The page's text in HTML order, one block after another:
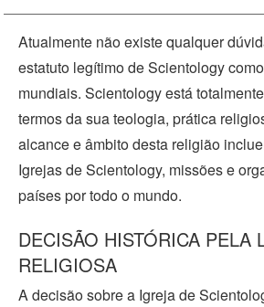
Atualmente não existe qualquer
estatuto legítimo de Scientology
mundiais. Scientology está
termos da sua teologia, prática
alcance e âmbito desta religião
Igrejas de Scientology, missões e
países por todo o mundo.
DECISÃO HISTÓRICA PELA
RELIGIOSA
A decisão sobre a Igreja de